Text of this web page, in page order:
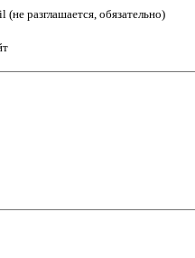
(не разглашается, обязательно)